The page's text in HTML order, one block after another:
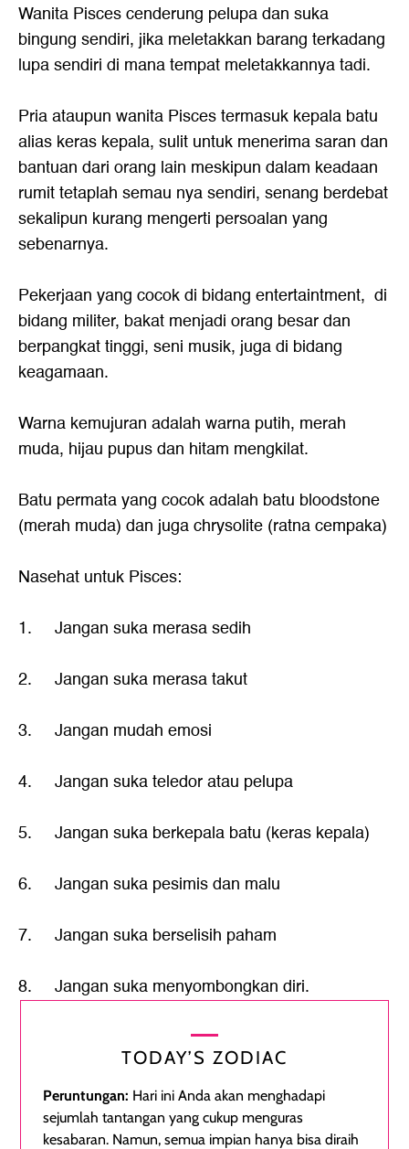
Wanita Pisces cenderung pelupa dan suka
bingung sendiri, jika meletakkan barang terkadang
lupa sendiri di mana tempat meletakkannya tadi.
Pria ataupun wanita Pisces termasuk kepala batu
alias keras kepala, sulit untuk menerima saran dan
bantuan dari orang lain meskipun dalam keadaan
rumit tetaplah semau nya sendiri, senang berdebat
sekalipun kurang mengerti persoalan yang
sebenarnya.
Pekerjaan yang cocok di bidang entertaintment, di
bidang militer, bakat menjadi orang besar dan
berpangkat tinggi, seni musik, juga di bidang
keagamaan.
Warna kemujuran adalah warna putih, merah
muda, hijau pupus dan hitam mengkilat.
Batu permata yang cocok adalah batu bloodstone
(merah muda) dan juga chrysolite (ratna cempaka)
Nasehat untuk Pisces:
1. Jangan suka merasa sedih
2. Jangan suka merasa takut
3. Jangan mudah emosi
4. Jangan suka teledor atau pelupa
5. Jangan suka berkepala batu (keras kepala)
6. Jangan suka pesimis dan malu
7. Jangan suka berselisih paham
8. Jangan suka menyombongkan diri.
TODAY’S ZODIAC
Peruntungan: Hari ini Anda akan menghadapi
sejumlah tantangan yang cukup menguras
kesabaran. Namun, semua impian hanya bisa diraih